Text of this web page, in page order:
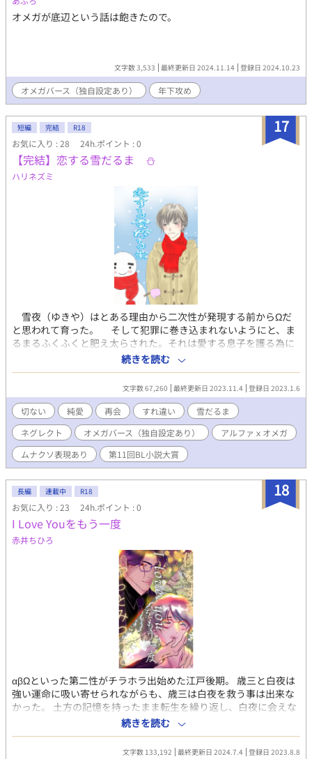
オメガが底辺という話は飽きたので。
文字数 3,533 最終更新日 2024.11.14 登録日 2024.10.23
オメガバース（独自設定あり） 年下攻め
17
短編 完結 R18
お気に入り : 28 24h.ポイント : 0
【完結】恋する雪だるま ⛄
ハリネズミ
雪夜（ゆきや）はとある理由から二次性が発現する前からΩだ
と思われて育った。 そして犯罪に巻き込まれないようにと、ま
るまるふくふくと肥え太らされた。それは愛する息子を護る為に
とられた上策、ではなく愚策だった。 そのせいで『雪だるま』
だと同級生の十時（ととき）たちに揶揄われながら雪夜は幼少期
を過ごすことになる。 暴力のような過剰な攻撃は受けないもの
の雪夜にとってつらい毎日だった。 ともに助け合い励まし合え
るような友だちでもいれば少しは違っていたのかもしれないが、
誰だって揶揄いの対象になるような相手と関わり合いになりたく
はないことは雪夜も理解していたし、助けてくれなくても責める
つもりもなかった。ただ寂しいとは思っていた。 勿論父親に相
談すればすぐに解決してくれることは分かっていたが、心配をか
と、雪だるまである雪夜のことを抱きしめて「大好き」と言って
くれる子に出会ったのだ。 その子は知らない子で、すぐに迎え
に来た母親に連れられていき、名前を知ることもできなかった
が、『あの子』として雪夜の心の中にずっとい続けた。 ふたり
の偶然の出会いと雪だるま。 雪が溶けてなくなってしまうよう
にこの恋も消えてなくなってしまうのだろうか――？ 雪だるま
だった僕は太陽のようなあの子に恋をした。淡い初恋のお話。
続きを読む
文字数 67,260 最終更新日 2023.11.4 登録日 2023.1.6
切ない 純愛 再会 すれ違い
雪だるま
ネグレクト
オメガバース（独自設定あり）
アルファｘオメガ
ムナクソ表現あり
第11回BL小説大賞
18
長編 連載中 R18
お気に入り : 23 24h.ポイント : 0
I Love Youをもう一度
赤井ちひろ
αβΩといった第二性がチラホラ出始めた江戸後期。 歳三と白夜は
強い運命に吸い寄せられながらも、歳三は白夜を救う事は出来な
かった。 土方の記憶を持ったまま転生を繰り返し、白夜に会えな
いまま2050年の東京に教師として転生していた生方誠は、そこで
一人の男とすれ違う。 土方の記憶はそれを白夜【玲音】だと認定
続きを読む
文字数 133,192 最終更新日 2024.7.4 登録日 2023.8.8